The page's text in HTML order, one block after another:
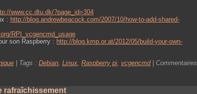
www.cc.dtu.dk/?page_id=304
: http://blog.andrewbeacock.com/2007/10/how-to-add-shared-
RPI_vcgencmd_usage
son Raspberry : http://blog.kmp.or.at/2012/05/build-your-own-
| Tags : Debian Linux Raspberry pi vcgencmd| Commentaires
rafraîchissement